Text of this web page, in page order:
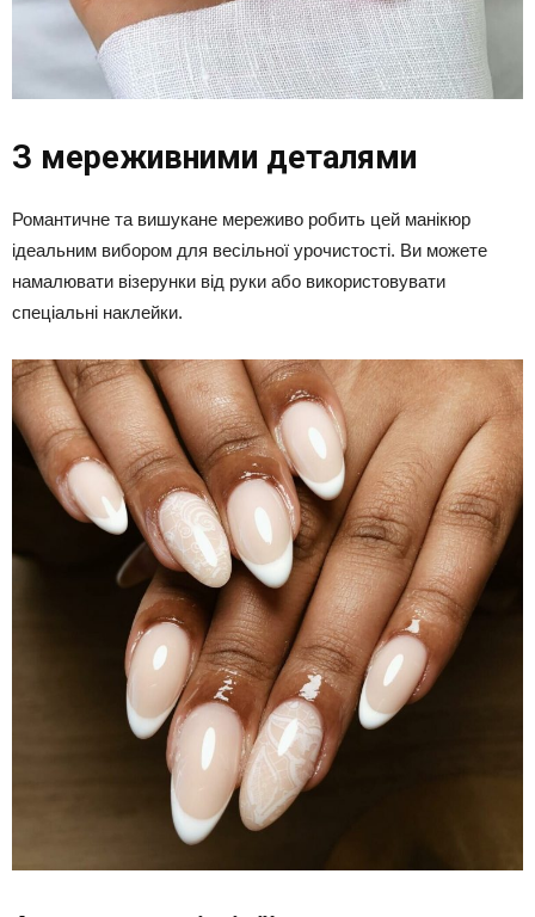
З мереживними деталями
Романтичне та вишукане мереживо робить цей манікюр
ідеальним вибором для весільної урочистості. Ви можете
намалювати візерунки від руки або використовувати
спеціальні наклейки.